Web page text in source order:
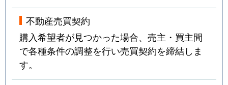
不動産売買契約
購入希望者が見つかった場合、売主・買主間
で各種条件の調整を行い売買契約を締結しま
す。